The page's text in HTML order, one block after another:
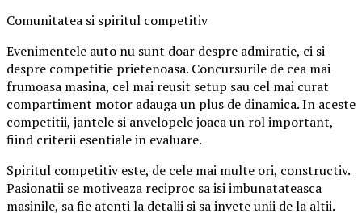
Comunitatea si spiritul competitiv
Evenimentele auto nu sunt doar despre admiratie, ci si
despre competitie prietenoasa. Concursurile de cea mai
frumoasa masina, cel mai reusit setup sau cel mai curat
compartiment motor adauga un plus de dinamica. In aceste
competitii, jantele si anvelopele joaca un rol important,
fiind criterii esentiale in evaluare.
Spiritul competitiv este, de cele mai multe ori, constructiv.
Pasionatii se motiveaza reciproc sa isi imbunatateasca
masinile, sa fie atenti la detalii si sa invete unii de la altii.